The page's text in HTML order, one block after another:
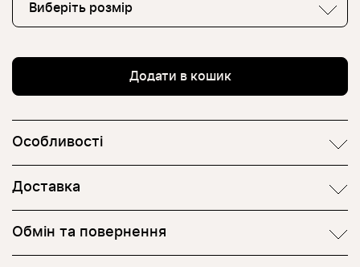
Виберіть розмір
Додати в кошик
Особливості
Доставка
Обмін та повернення